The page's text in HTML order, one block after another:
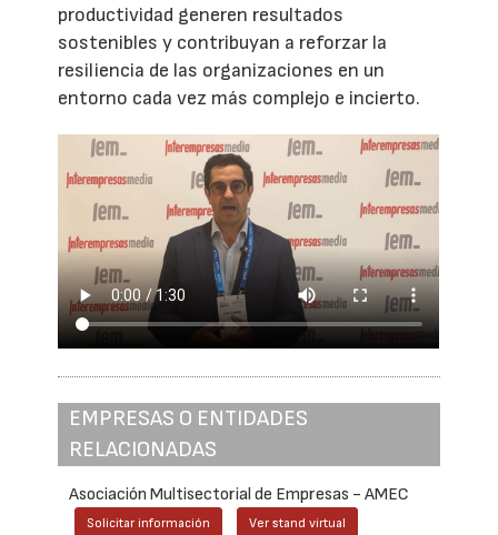
productividad generen resultados
sostenibles y contribuyan a reforzar la
resiliencia de las organizaciones en un
entorno cada vez más complejo e incierto.
EMPRESAS O ENTIDADES
RELACIONADAS
Asociación Multisectorial de Empresas - AMEC
Solicitar información Ver stand virtual